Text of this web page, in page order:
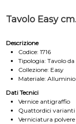
Tavolo Easy
Descrizione
Codice: 1716
Tipologia: Tavolo
Collezione: Easy
Materiale:
Dati Tecnici
Vernice antigraffio
Quattordici
Verniciatura